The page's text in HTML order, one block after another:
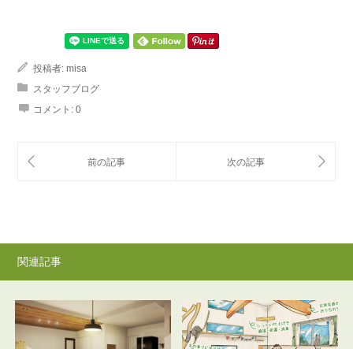
投稿者: misa
スタッフブログ
コメント: 0
関連記事